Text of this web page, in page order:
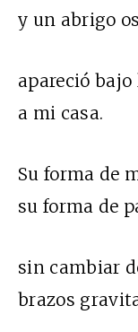
y un abrigo
apareció
a mi casa.
Su forma de
su forma de
sin cambiar
brazos